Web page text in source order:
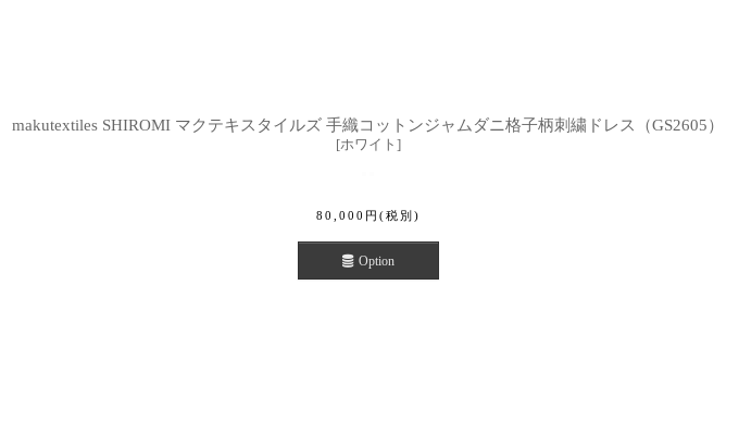
makutextiles SHIROMI マクテキスタイルズ 手織コットンジャムダニ格子柄刺繍ドレス（GS2605）
[ホワイト ]
80,000 円 (税別)
Option